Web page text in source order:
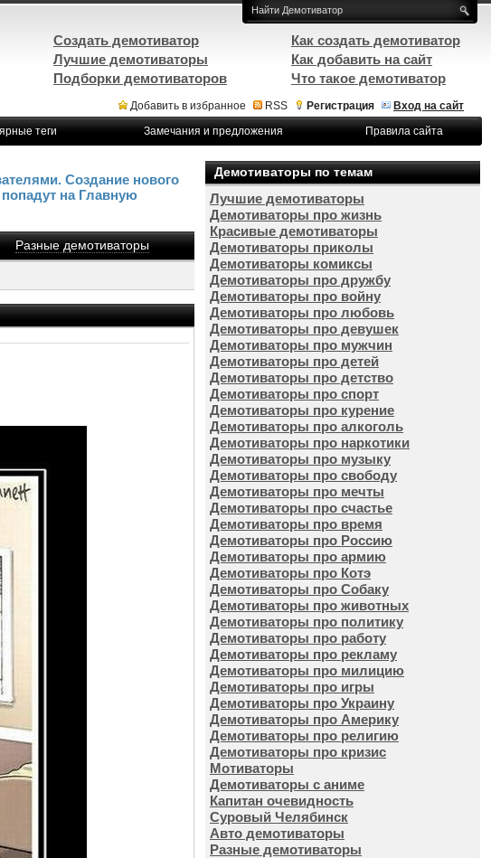
Добавить в избранное RSS Регистрация
Вход на сайт
теги Замечания и предложения Правила сайта
Создание нового
на Главную
Разные демотиваторы
Демотиваторы по темам
Лучшие демотиваторы
Демотиваторы про жизнь
Красивые демотиваторы
Демотиваторы приколы
Демотиваторы комиксы
Демотиваторы про дружбу
Демотиваторы про войну
Демотиваторы про любовь
Демотиваторы про девушек
Демотиваторы про мужчин
Демотиваторы про детей
Демотиваторы про детство
Демотиваторы про спорт
Демотиваторы про курение
Демотиваторы про алкоголь
Демотиваторы про наркотики
Демотиваторы про музыку
Демотиваторы про свободу
Демотиваторы про мечты
Демотиваторы про счастье
Демотиваторы про время
Демотиваторы про Россию
Демотиваторы про армию
Демотиваторы про Котэ
Демотиваторы про Собаку
Демотиваторы про животных
Демотиваторы про политику
Демотиваторы про работу
Демотиваторы про рекламу
Демотиваторы про милицию
Демотиваторы про игры
Демотиваторы про Украину
Демотиваторы про Америку
Демотиваторы про религию
Демотиваторы про кризис
Мотиваторы
Демотиваторы с аниме
Капитан очевидность
Суровый Челябинск
Авто демотиваторы
Разные демотиваторы
Создать демотиватор
Лучшие демотиваторы
Подборки демотиваторов
Как создать демотиватор
Как добавить на сайт
Что такое демотиватор